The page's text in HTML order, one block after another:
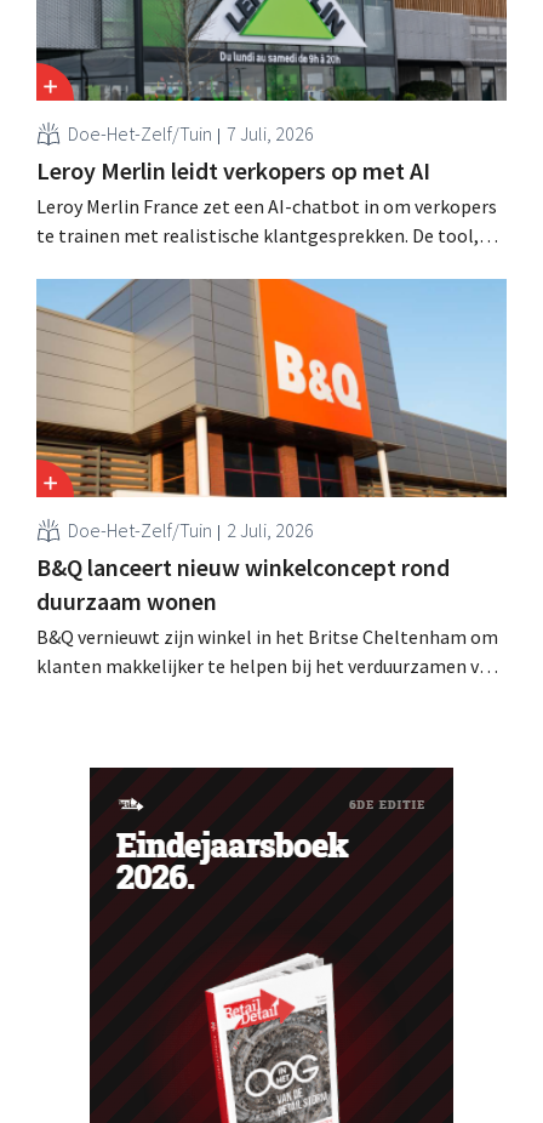
Doe-Het-Zelf/Tuin 7 Juli, 2026
Leroy Merlin leidt verkopers op met AI
Leroy Merlin France zet een AI-chatbot in om verkopers
te trainen met realistische klantgesprekken. De tool,
proefproject in acht winkels en leverde volgens de
retailer meer vertrouwen bij teams, betere commerciële
resultaten en tevredener klanten op.
Doe-Het-Zelf/Tuin 2 Juli, 2026
B&Q lanceert nieuw winkelconcept rond
duurzaam wonen
B&Q vernieuwt zijn winkel in het Britse Cheltenham om
klanten makkelijker te helpen bij het verduurzamen van